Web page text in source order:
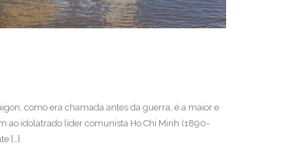
como era chamada antes da guerra, é a maior e
ao idolatrado líder comunista Ho Chi Minh (1890-
[…]